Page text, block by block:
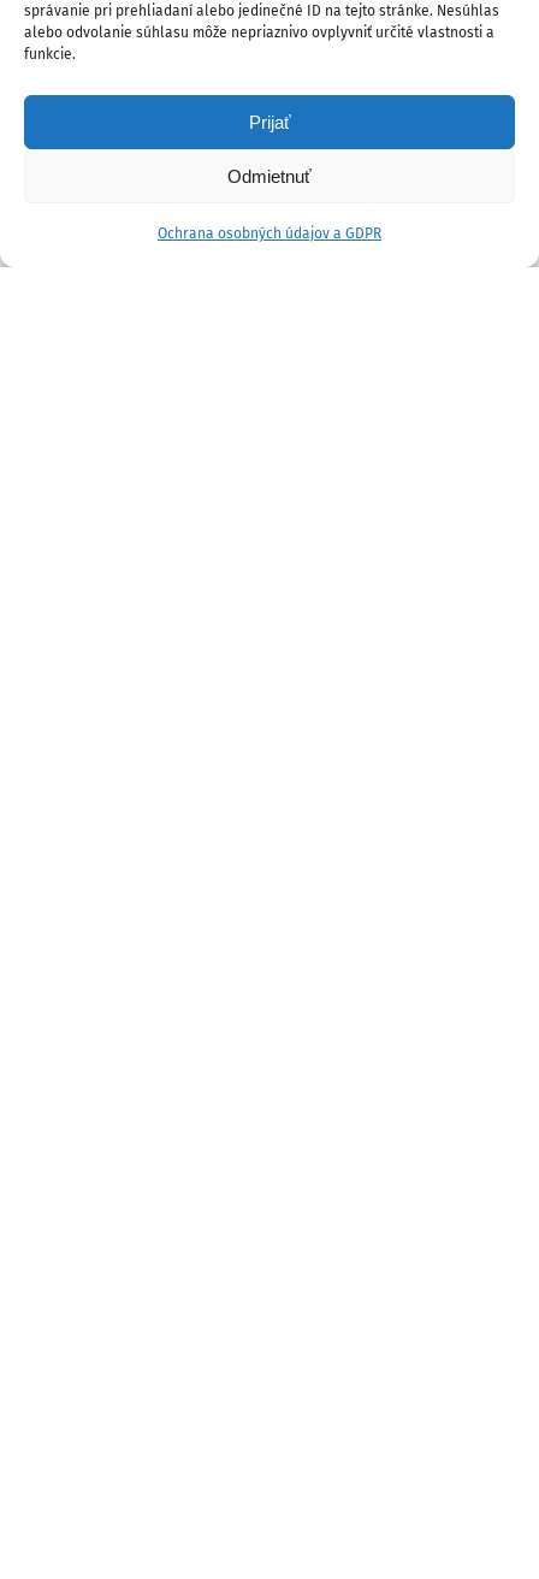
správanie pri prehliadaní alebo jedinečné ID na tejto stránke. Nesúhlas
alebo odvolanie súhlasu môže nepriaznivo ovplyvniť určité vlastnosti a
funkcie.
Prijať
Odmietnuť
Ochrana osobných údajov a GDPR